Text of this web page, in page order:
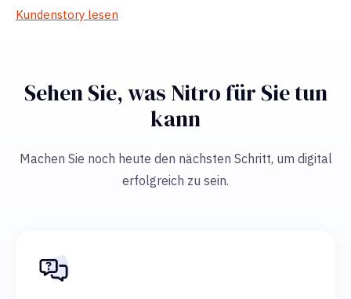
Kundenstory lesen
Sehen Sie, was Nitro für Sie tun
kann
Machen Sie noch heute den nächsten Schritt, um digital
erfolgreich zu sein.